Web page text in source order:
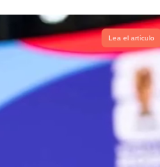
Lea el artículo